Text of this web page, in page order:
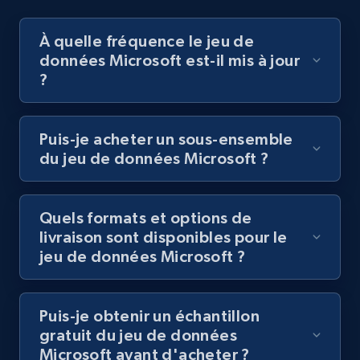
À quelle fréquence le jeu de
données Microsoft est-il mis à jour
?
Puis-je acheter un sous-ensemble
du jeu de données Microsoft ?
Quels formats et options de
livraison sont disponibles pour le
jeu de données Microsoft ?
Puis-je obtenir un échantillon
gratuit du jeu de données
Microsoft avant d'acheter ?